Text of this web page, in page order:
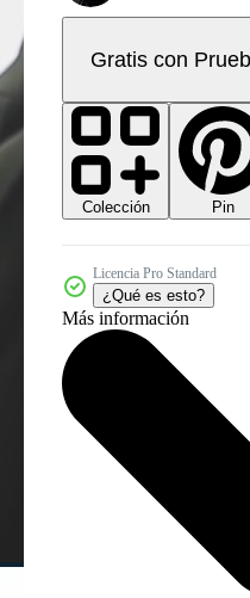
Gratis con
Colección Pin
Licencia Pro Standard
¿Qué es esto?
Más información